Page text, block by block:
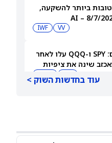
ביותר להשקעה,
VV
IWF
שוק המניות היום: SPY ו-QQQ עלו לאחר
שינה את ציפיות
עוד בחדשות השוק >